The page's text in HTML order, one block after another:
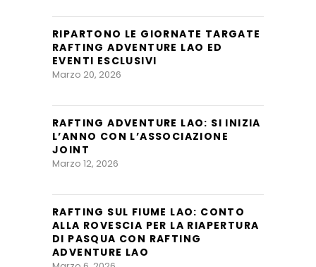
RIPARTONO LE GIORNATE TARGATE
RAFTING ADVENTURE LAO ED
EVENTI ESCLUSIVI
Marzo 20, 2026
RAFTING ADVENTURE LAO: SI INIZIA
L’ANNO CON L’ASSOCIAZIONE
JOINT
Marzo 12, 2026
RAFTING SUL FIUME LAO: CONTO
ALLA ROVESCIA PER LA RIAPERTURA
DI PASQUA CON RAFTING
ADVENTURE LAO